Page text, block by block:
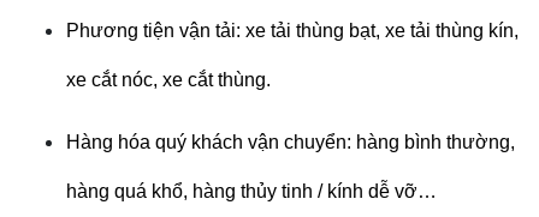
Phương tiện vận tải: xe tải thùng bạt, xe tải thùng kín,
xe cắt nóc, xe cắt thùng.
Hàng hóa quý khách vận chuyển: hàng bình thường,
hàng quá khổ, hàng thủy tinh / kính dễ vỡ…